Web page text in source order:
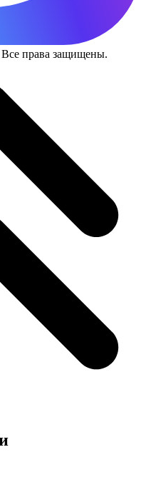
права защищены.